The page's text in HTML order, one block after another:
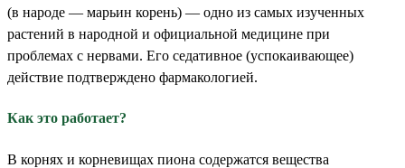
(в народе — марьин корень) — одно из самых изученных
растений в народной и официальной медицине при
проблемах с нервами. Его седативное (успокаивающее)
действие подтверждено фармакологией.
Как это работает?
В корнях и корневищах пиона содержатся вещества